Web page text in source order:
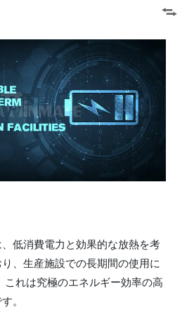
低消費電力と効果的な放熱を考
、生産施設での長期間の使用に
これは究極のエネルギー効率の高
。